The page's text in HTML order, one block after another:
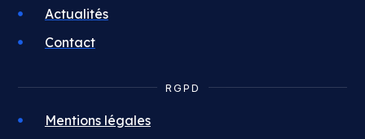
Actualités
Contact
RGPD
Mentions légales